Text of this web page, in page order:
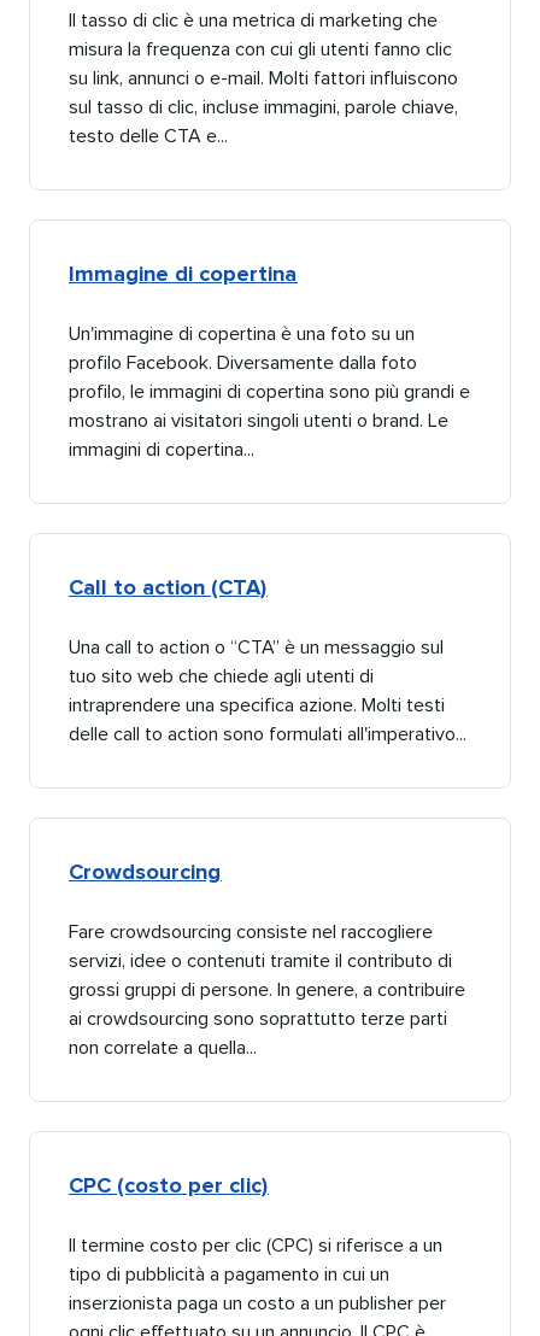
Il tasso di clic è una metrica di marketing che
misura la frequenza con cui gli utenti fanno clic
su link, annunci o e-mail. Molti fattori influiscono
sul tasso di clic, incluse immagini, parole chiave,
testo delle CTA e...​​
Immagine di copertina​​
Un'immagine di copertina è una foto su un
profilo Facebook. Diversamente dalla foto
profilo, le immagini di copertina sono più grandi e
mostrano ai visitatori singoli utenti o brand. Le
immagini di copertina...​​
Call to action (CTA)​​
Una call to action o “CTA” è un messaggio sul
tuo sito web che chiede agli utenti di
intraprendere una specifica azione. Molti testi
delle call to action sono formulati all'imperativo...​​
Crowdsourcing​​
Fare crowdsourcing consiste nel raccogliere
servizi, idee o contenuti tramite il contributo di
grossi gruppi di persone. In genere, a contribuire
ai crowdsourcing sono soprattutto terze parti
non correlate a quella...​​
CPC (costo per clic)​​
Il termine costo per clic (CPC) si riferisce a un
tipo di pubblicità a pagamento in cui un
inserzionista paga un costo a un publisher per